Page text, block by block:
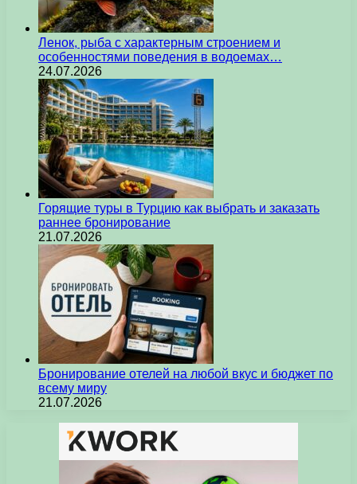
Ленок, рыба с характерным строением и
особенностями поведения в водоемах…
24.07.2026
Горящие туры в Турцию как выбрать и заказать
раннее бронирование
21.07.2026
Бронирование отелей на любой вкус и бюджет по
всему миру
21.07.2026